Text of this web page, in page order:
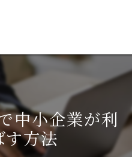
中小企業が利
す方法